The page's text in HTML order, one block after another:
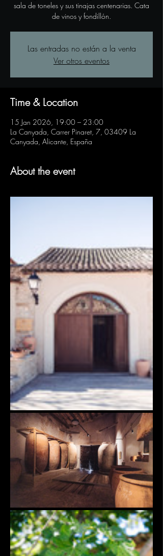
sala de toneles y sus tinajas centenarias. Cata
de vinos y fondillón.
Las entradas no están a la venta
Ver otros eventos
Time & Location
15 Jan 2026, 19:00 – 23:00
La Canyada, Carrer Pinaret, 7, 03409 La
Canyada, Alicante, España
About the event